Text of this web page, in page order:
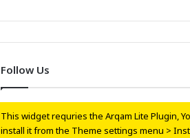
Follow Us
This widget requries the Arqam Lite Plugin,
install it from the Theme settings menu >